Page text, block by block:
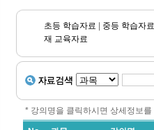
초등 학습자료
중등 학습자료
재 교육자료
* 강의명을 클릭하시면 상세정보